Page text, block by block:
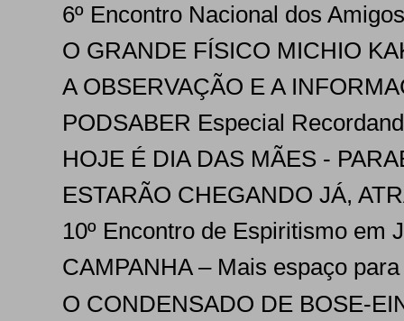
6º Encontro Nacional dos
O GRANDE FÍSICO MICHIO
A OBSERVAÇÃO E A
PODSABER Especial
HOJE É DIA DAS MÃES -
ESTARÃO CHEGANDO JÁ,
10º Encontro de Espiritismo em
CAMPANHA – Mais espaço
O CONDENSADO DE BOSE-